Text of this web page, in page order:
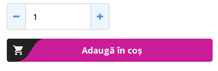
Adaugă în coș